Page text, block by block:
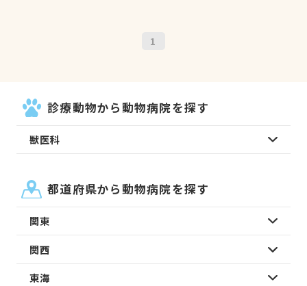
1
診療動物から動物病院を探す
獣医科
都道府県から動物病院を探す
関東
関西
東海